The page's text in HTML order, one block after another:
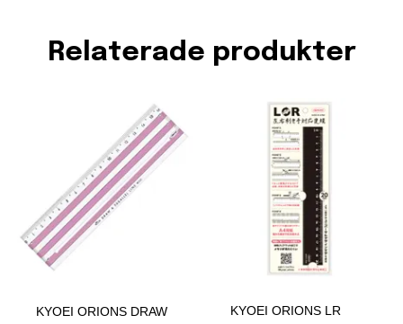
Relaterade produkter
KYOEI ORIONS DRAW
KYOEI ORIONS LR